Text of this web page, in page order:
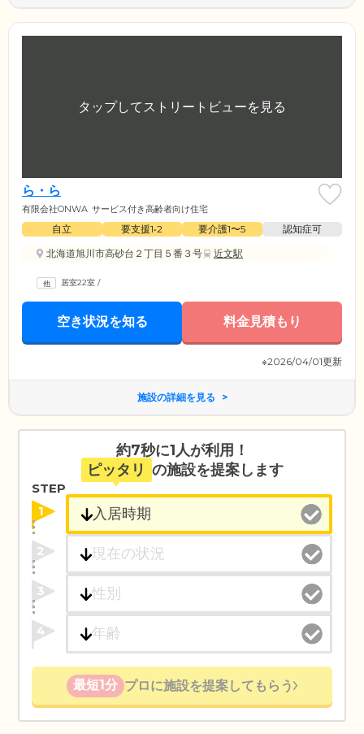
ら・ら
有限会社ONWA サービス付き高齢者向け住宅
自立 要支援1•2 要介護1〜5
認知症可
北海道旭川市高砂台２丁目５番３号
近文駅
居室22室 /
空き状況を知る 料金見積もり
※2026/04/01更新
施設の詳細を見る
約7秒に1人が利用！
ピッタリ の施設を提案します
STEP
1
2
3
4
最短1分 プロに施設を提案してもらう